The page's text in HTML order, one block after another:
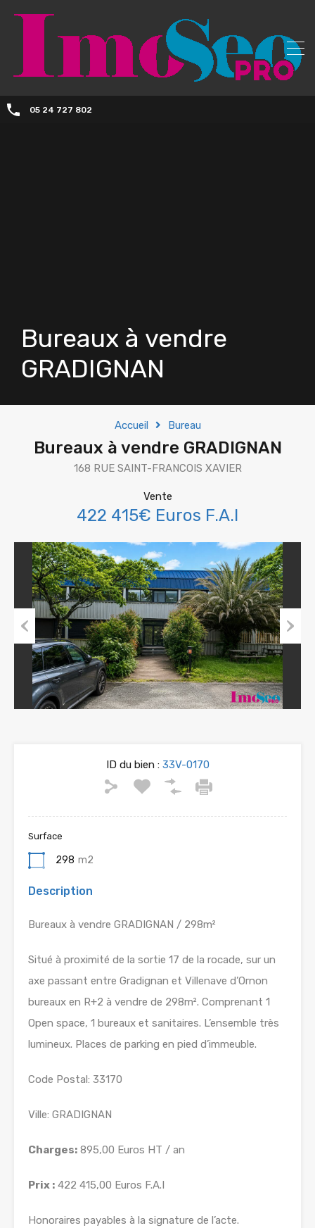
05 24 727 802
Bureaux à vendre
GRADIGNAN
Accueil Bureau
Bureaux à vendre GRADIGNAN
168 RUE SAINT-FRANCOIS XAVIER
Vente
422 415€ Euros F.A.I
Previous Next
ID du bien :33V-0170
Surface
298 m2
Description
Bureaux à vendre GRADIGNAN / 298m²
Situé à proximité de la sortie 17 de la rocade, sur un
axe passant entre Gradignan et Villenave d’Ornon
bureaux en R+2 à vendre de 298m². Comprenant 1
Open space, 1 bureaux et sanitaires. L’ensemble très
lumineux. Places de parking en pied d’immeuble.
Code Postal: 33170
Ville: GRADIGNAN
Charges: 895,00 Euros HT / an
Prix : 422 415,00 Euros F.A.I
Honoraires payables à la signature de l’acte.